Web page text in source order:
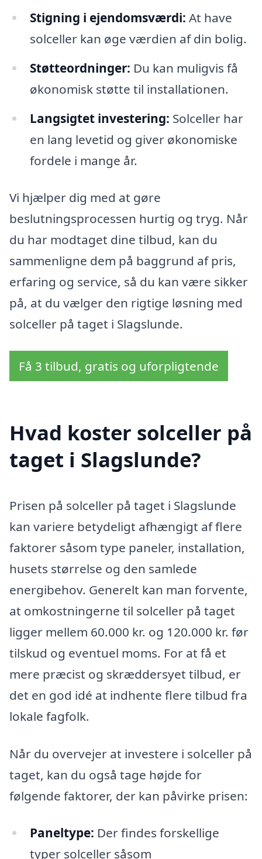
Stigning i ejendomsværdi: At have
solceller kan øge værdien af din bolig.
Støtteordninger: Du kan muligvis få
økonomisk støtte til installationen.
Langsigtet investering: Solceller har
en lang levetid og giver økonomiske
fordele i mange år.
Vi hjælper dig med at gøre
beslutningsprocessen hurtig og tryg. Når
du har modtaget dine tilbud, kan du
sammenligne dem på baggrund af pris,
erfaring og service, så du kan være sikker
på, at du vælger den rigtige løsning med
solceller på taget i Slagslunde.
Få 3 tilbud, gratis og uforpligtende
Hvad koster solceller på
taget i Slagslunde?
Prisen på solceller på taget i Slagslunde
kan variere betydeligt afhængigt af flere
faktorer såsom type paneler, installation,
husets størrelse og den samlede
energibehov. Generelt kan man forvente,
at omkostningerne til solceller på taget
ligger mellem 60.000 kr. og 120.000 kr. før
tilskud og eventuel moms. For at få et
mere præcist og skræddersyet tilbud, er
det en god idé at indhente flere tilbud fra
lokale fagfolk.
Når du overvejer at investere i solceller på
taget, kan du også tage højde for
følgende faktorer, der kan påvirke prisen:
Paneltype: Der findes forskellige
typer solceller såsom